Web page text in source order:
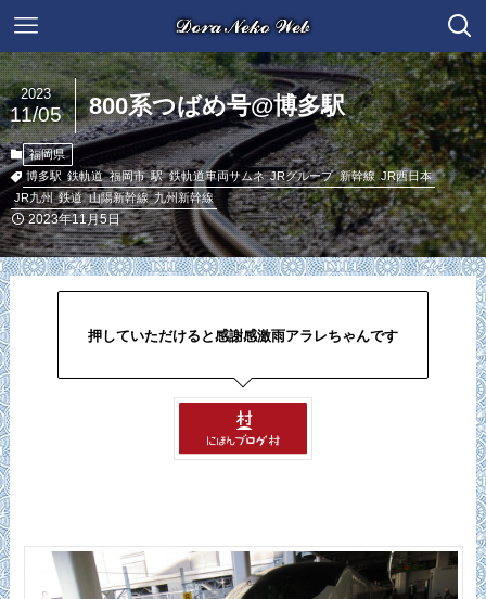
800系つばめ号@博多駅
2023
11/05
福岡県
博多駅 鉄軌道 福岡市 駅 鉄軌道車両サムネ JRグループ 新幹線 JR西日本
JR九州 鉄道 山陽新幹線 九州新幹線
2023年11月5日
押していただけると感謝感激雨アラレちゃんです